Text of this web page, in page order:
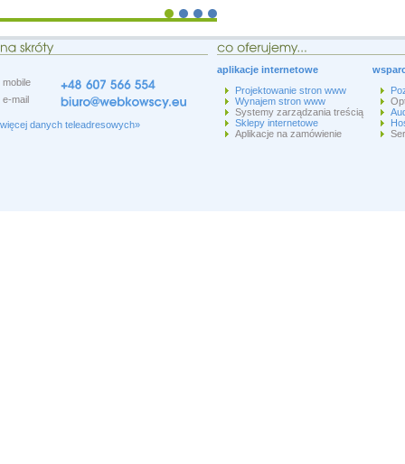
mobile
e-mail
więcej danych teleadresowych»
aplikacje internetowe
Projektowanie stron www
Wynajem stron www
Systemy zarządzania treścią
Sklepy internetowe
Aplikacje na zamówienie